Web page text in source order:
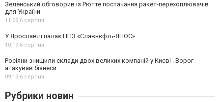
Зеленський обговорив із Рютте постачання ракет-перехоплювачів
для України
11:29,6 серпня
У Ярославлі палає НПЗ «Славнєфть-ЯНОС»
10:19,6 серпня
Росіяни знищили склади двох великих компаній у Києві . Ворог
атакував бізнеси
09:13,6 серпня
Рубрики новин